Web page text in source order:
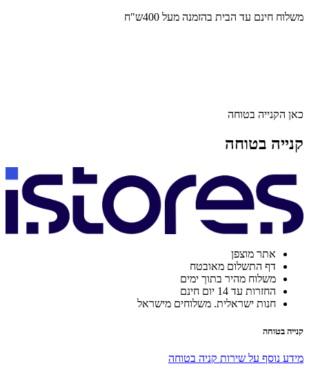
משלוח חינם עד הבית בהזמנה מעל 400ש"ח
כאן הקנייה בטוחה
קנייה בטוחה
אתר מוצפן
דף התשלום מאובטח
משלוח מהיר בתוך ימים
החזרות עד 14 יום חינם
חנות ישראלית. משלוחים מישראל
קנייה בטוחה
מידע נוסף על שירות קניה בטוחה